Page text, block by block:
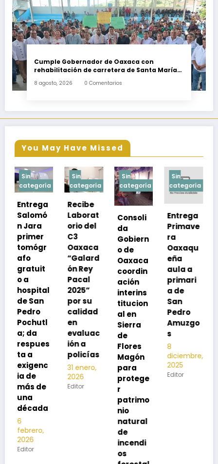
Cumple Gobernador de Oaxaca con
rehabilitación de carretera de Santa María
8 agosto, 2026 0 Comentarios
You May Have Missed
Sin
categoría
Recibe
Laborat
orio del
C3
Oaxaca
“Galard
ón Rey
Pacal
2025”
por su
calidad
en
evaluac
ión a
policías
31 enero,
2026
Editor
Sin
categoría
Consoli
da
Gobiern
o de
Oaxaca
coordin
ación
interins
titucion
al en
Sierra
de
Flores
Magón
para
protege
r
Sin
categoría
Entrega
Primave
ra
Oaxaqu
eña
aula a
primari
a de
San
Pedro
Amuzgo
s
8
diciembre,
2025
Editor
Sin
categoría
Exhorta
SSO a
vacuna
rse de
neumoc
oco
para
preveni
r la
neumon
ía
13
noviembre,
2025
Editor